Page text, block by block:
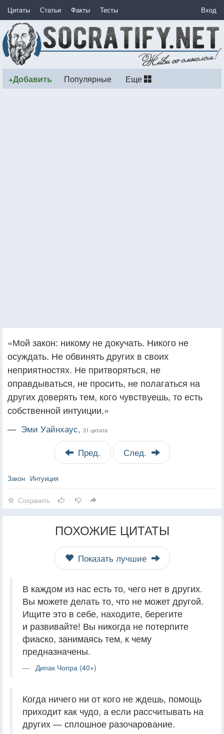
Цитаты Статьи Факты Тесты Вход
+Добавить Популярные Еще
«Мой закон: никому не докучать. Никого не
осуждать. Не обвинять других в своих
неприятностях. Не притворяться, не
оправдываться, не просить, не полагаться на
других доверять тем, кого чувствуешь, то есть
собственной интуиции.»
— Эми Уайнхаус, 31 цитата
Пред. След.
Закон Интуиция
Сохранить
ПОХОЖИЕ ЦИТАТЫ
Показать лучшие
В каждом из нас есть то, чего нет в других.
Вы можете делать то, что не может другой.
Ищите это в себе, находите, берегите
и развивайте! Вы никогда не потерпите
фиаско, занимаясь тем, к чему
предназначены.
Дипак Чопра (40+)
Когда ничего ни от кого не ждешь, помощь
приходит как чудо, а если рассчитывать на
других — сплошное разочарование.